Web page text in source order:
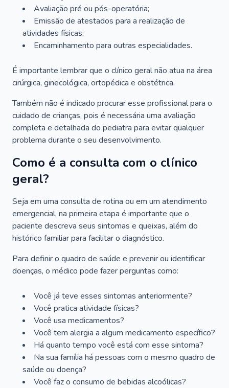
Avaliação pré ou pós-operatória;
Emissão de atestados para a realização de
atividades físicas;
Encaminhamento para outras especialidades.
É importante lembrar que o clínico geral não atua na área
cirúrgica, ginecológica, ortopédica e obstétrica.
Também não é indicado procurar esse profissional para o
cuidado de crianças, pois é necessária uma avaliação
completa e detalhada do pediatra para evitar qualquer
problema durante o seu desenvolvimento.
Como é a consulta com o clínico
geral?
Seja em uma consulta de rotina ou em um atendimento
emergencial, na primeira etapa é importante que o
paciente descreva seus sintomas e queixas, além do
histórico familiar para facilitar o diagnóstico.
Para definir o quadro de saúde e prevenir ou identificar
doenças, o médico pode fazer perguntas como:
Você já teve esses sintomas anteriormente?
Você pratica atividade físicas?
Você usa medicamentos?
Você tem alergia a algum medicamento específico?
Há quanto tempo você está com esse sintoma?
Na sua família há pessoas com o mesmo quadro de
saúde ou doença?
Você faz o consumo de bebidas alcoólicas?